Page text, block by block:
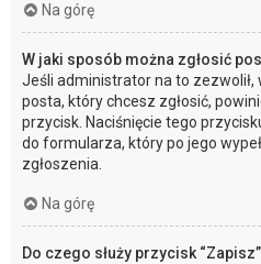
Na górę
W jaki sposób można zgłosić
Jeśli administrator na to
posta, który chcesz zgłosić,
przycisk. Naciśnięcie tego
do formularza, który po jego
zgłoszenia.
Na górę
Do czego służy przycisk